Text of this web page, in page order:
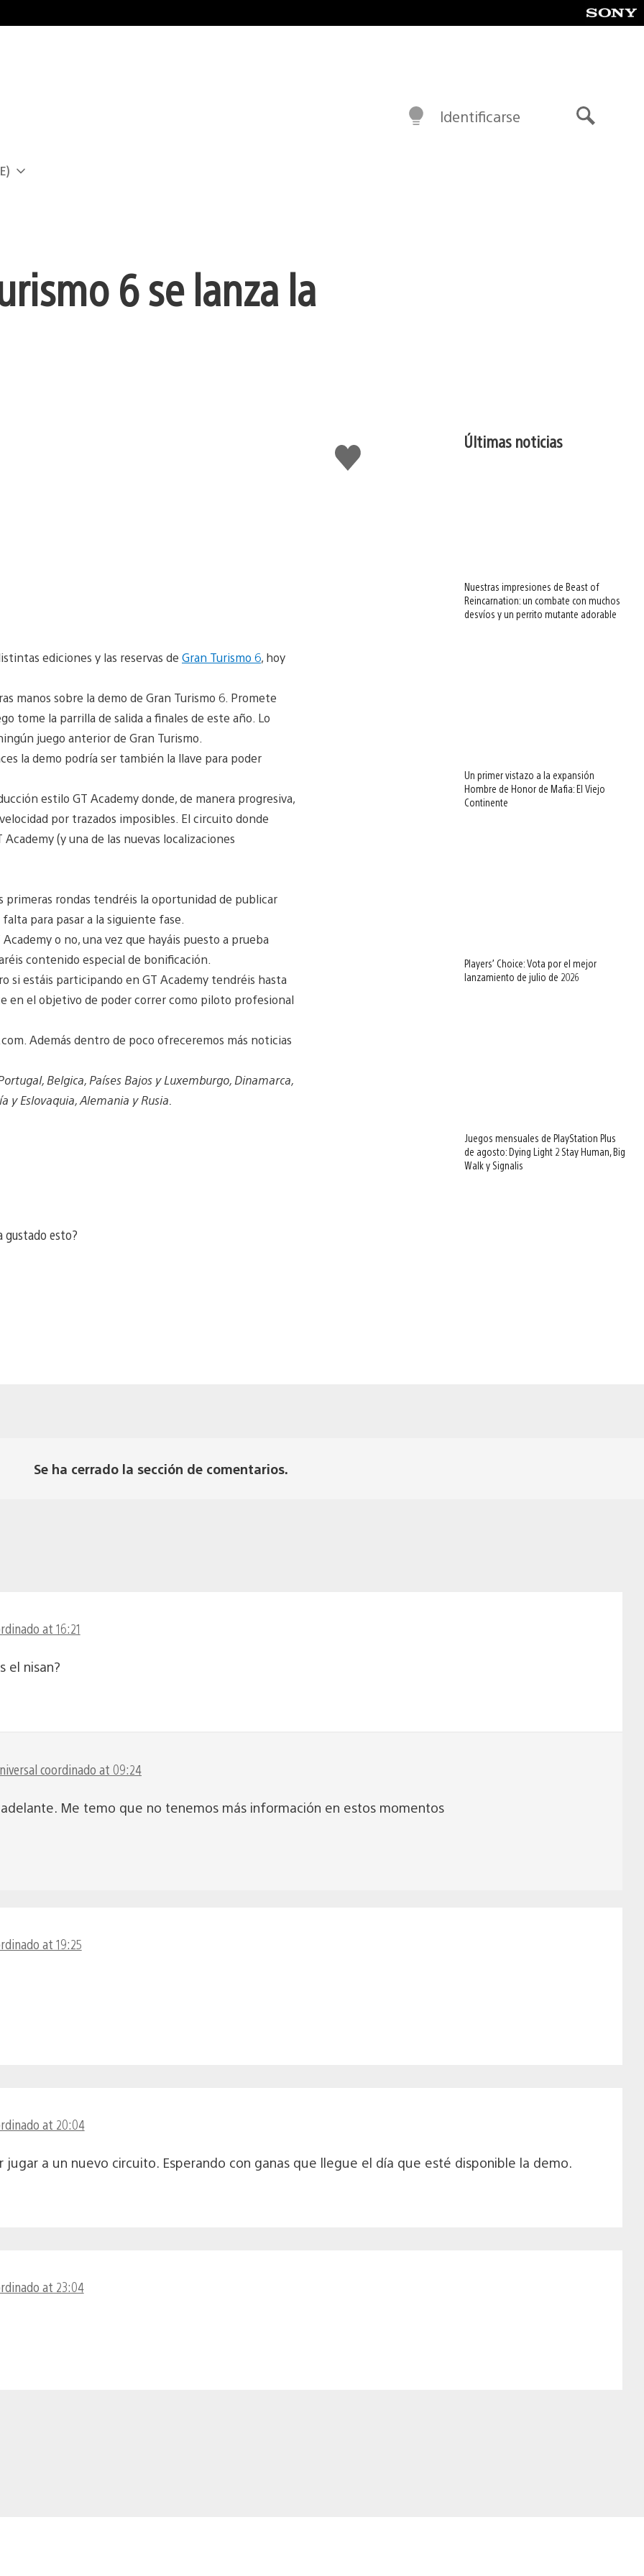
Identificarse
6 se lanza la
Me
gusta
ediciones y las reservas de Gran Turismo 6, hoy
manos sobre la demo de Gran Turismo 6. Promete
tome la parrilla de salida a finales de este año. Lo
juego anterior de Gran Turismo.
la demo podría ser también la llave para poder
estilo GT Academy donde, de manera progresiva,
por trazados imposibles. El circuito donde
(y una de las nuevas localizaciones
primeras rondas tendréis la oportunidad de publicar
para pasar a la siguiente fase.
o no, una vez que hayáis puesto a prueba
contenido especial de bonificación.
si estáis participando en GT Academy tendréis hasta
en el objetivo de poder correr como piloto profesional
Además dentro de poco ofreceremos más noticias
Belgica, Países Bajos y Luxemburgo, Dinamarca,
y Eslovaquia, Alemania y Rusia.
gustado esto?
Últimas noticias
Nuestras impresiones de Beast of
Reincarnation: un combate con muchos
desvíos y un perrito mutante adorable
Un primer vistazo a la expansión
Hombre de Honor de Mafia: El Viejo
Continente
Players’ Choice: Vota por el mejor
lanzamiento de julio de 2026
Juegos mensuales de PlayStation Plus
de agosto: Dying Light 2 Stay Human, Big
Walk y Signalis
Se ha cerrado la sección de comentarios.
at 16:21
el nisan?
coordinado at 09:24
Me temo que no tenemos más información en estos momentos
at 19:25
at 20:04
a un nuevo circuito. Esperando con ganas que llegue el día que esté disponible la demo.
at 23:04